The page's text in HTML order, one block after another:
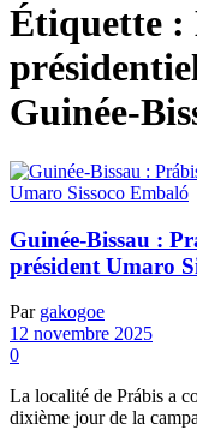
Étiquette :
Guinée-
Guinée-Bissau :
président Umaro
Par gakogoe
12 novembre 2025
0
La localité de Prábis a
dixième jour de la